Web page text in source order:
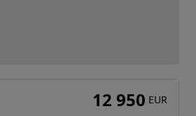
12 950 EUR